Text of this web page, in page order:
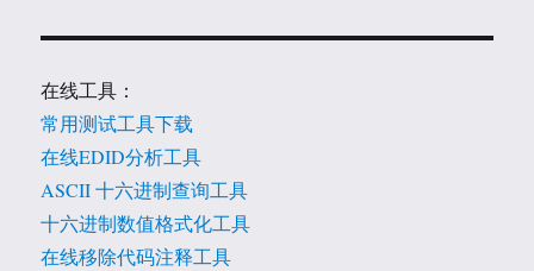
在线工具：
常用测试工具下载
在线EDID分析工具
ASCII 十六进制查询工具
十六进制数值格式化工具
在线移除代码注释工具